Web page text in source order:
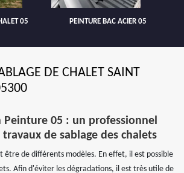
05 PEINTURE BAC ACIER 05
DE CHALET SAINT
Peinture 05 : un professionnel
de sablage des chalets
être de différents modèles. En effet, il est possible
Afin d'éviter les dégradations, il est très utile de